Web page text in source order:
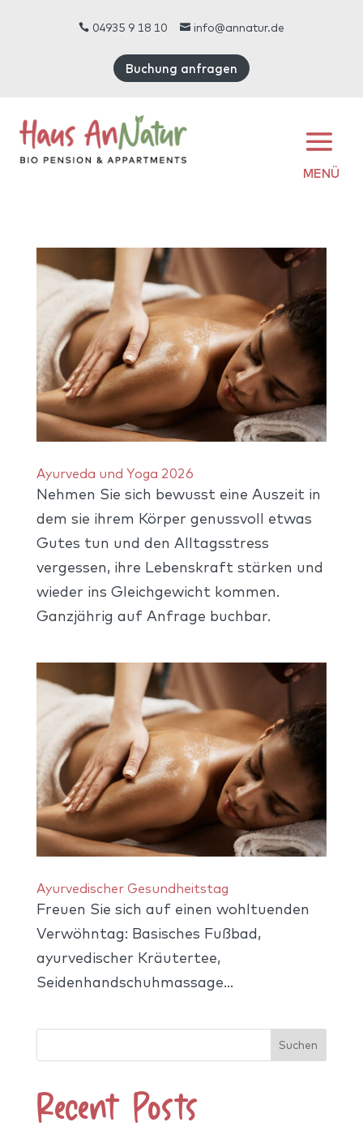
04935 9 18 10 info@annatur.de
Buchung anfragen
MENÜ
Ayurveda und Yoga 2026
Nehmen Sie sich bewusst eine Auszeit in
dem sie ihrem Körper genussvoll etwas
Gutes tun und den Alltagsstress
vergessen, ihre Lebenskraft stärken und
wieder ins Gleichgewicht kommen.
Ganzjährig auf Anfrage buchbar.
Ayurvedischer Gesundheitstag
Freuen Sie sich auf einen wohltuenden
Verwöhntag: Basisches Fußbad,
ayurvedischer Kräutertee,
Seidenhandschuhmassage…
Suchen
Recent Posts